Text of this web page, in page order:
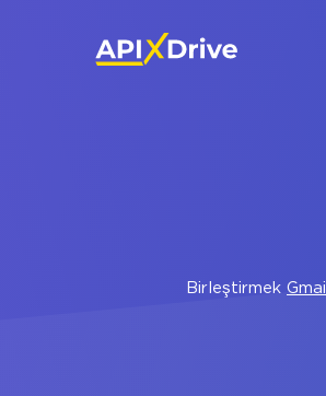
Birleştirmek Gmail